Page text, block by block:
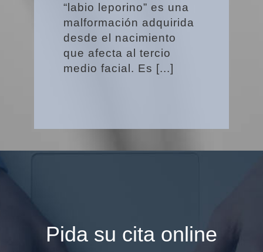
“labio leporino” es una
malformación adquirida
desde el nacimiento
que afecta al tercio
medio facial. Es [...]
Pida su cita online